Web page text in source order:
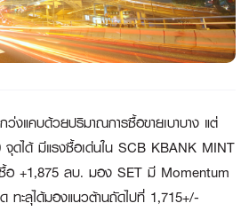
ว่งแคบด้วยปริมาณการซื้อขายเบาบาง แต่
ดได้ มีแรงซื้อเด่นใน SCB KBANK MINT
อ +1,875 ลบ. มอง SET มี Momentum
ะลุได้มองแนวต้านถัดไปที่ 1,715+/-